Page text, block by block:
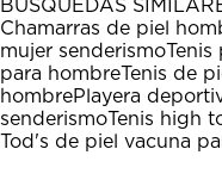
estrella
Esta
acción
abrirá
el
formulario
de
estrellas.
Esta
acción
abrirá
el
formulario
de
estrellas.
Esta
acción
abrirá
el
formulario
de
estrellas.
Esta
acción
abrirá
el
de
Esta
abrirá
el
de
BÚSQUEDAS
Chamarras de piel
mujer senderismoTenis
para hombreTenis de
hombrePlayera
senderismoTenis high
Tod's de piel vacuna